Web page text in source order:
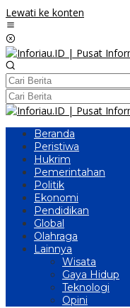
Lewati ke konten
Beranda
Peristiwa
Hukrim
Pemerintahan
Politik
Ekonomi
Pendidikan
Global
Olahraga
Lainnya
Wisata
Gaya Hidup
Teknologi
Opini